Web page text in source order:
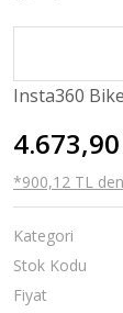
Insta360
*900,12 TL
Kategori
Stok Kodu
Fiyat